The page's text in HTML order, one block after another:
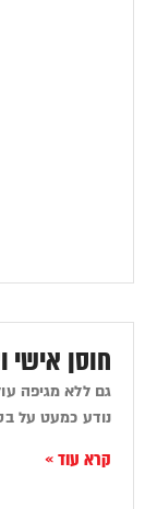
חוסן אישי
גם ללא מגיפה
נודע כמעט על
קרא עוד »